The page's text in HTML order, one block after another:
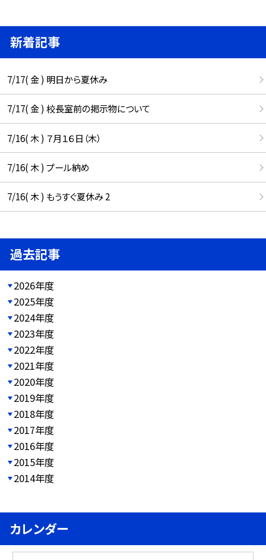
新着記事
7/17( 金 ) 明日から夏休み
7/17( 金 ) 校長室前の掲示物について
7/16( 木 ) ７月１６日（木）
7/16( 木 ) プール納め
7/16( 木 ) もうすぐ夏休み 2
過去記事
2026年度
2025年度
2024年度
2023年度
2022年度
2021年度
2020年度
2019年度
2018年度
2017年度
2016年度
2015年度
2014年度
カレンダー